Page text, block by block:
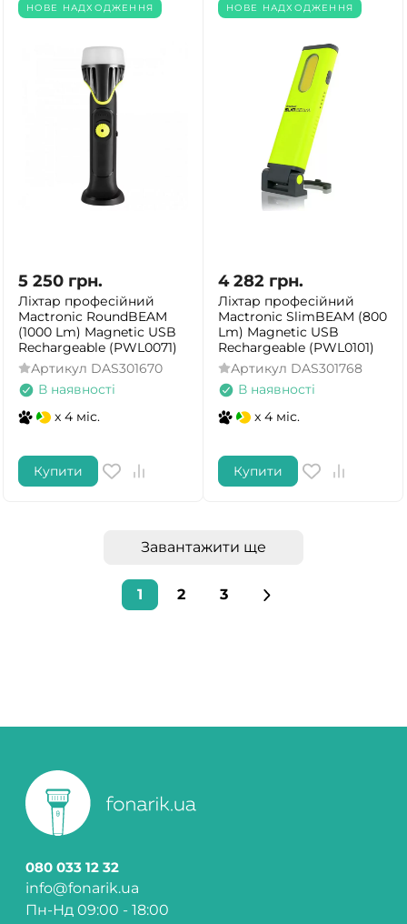
НОВЕ НАДХОДЖЕННЯ
5 250 грн.
Ліхтар професійний
Mactronic RoundBEAM
(1000 Lm) Magnetic USB
Rechargeable (PWL0071)
Артикул DAS301670
В наявності
x 4 міс.
Купити
НОВЕ НАДХОДЖЕННЯ
4 282 грн.
Ліхтар професійний
Mactronic SlimBEAM (800
Lm) Magnetic USB
Rechargeable (PWL0101)
Артикул DAS301768
В наявності
x 4 міс.
Купити
Завантажити ще
1 2 3
080 033 12 32
info@fonarik.ua
Пн-Нд 09:00 - 18:00